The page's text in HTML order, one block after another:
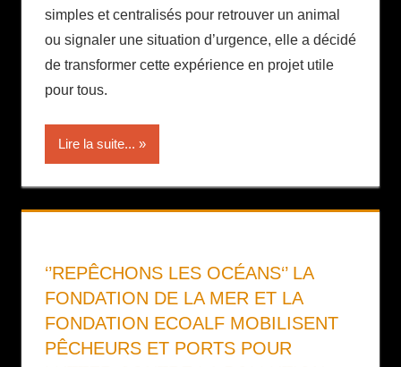
simples et centralisés pour retrouver un animal
ou signaler une situation d’urgence, elle a décidé
de transformer cette expérience en projet utile
pour tous.
Lire la suite...
‘’REPÊCHONS LES OCÉANS‘’ LA
FONDATION DE LA MER ET LA
FONDATION ECOALF MOBILISENT
PÊCHEURS ET PORTS POUR